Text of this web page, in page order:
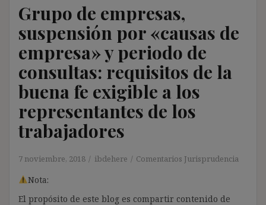
Grupo de empresas,
suspensión por «causas de
empresa» y periodo de
consultas: requisitos de la
buena fe exigible a los
representantes de los
trabajadores
7 noviembre, 2018 ibdehere Comentarios Jurisprudencia
Nota:
El propósito de este blog es compartir contenido de